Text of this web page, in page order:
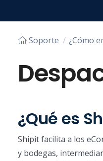
Soporte ¿Cómo
¿Qué es
Shipit facilita a los
y bodegas,